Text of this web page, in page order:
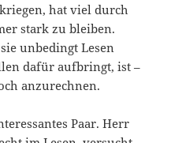
hat viel durch
stark zu bleiben.
unbedingt Lesen
dafür aufbringt, ist –
anzurechnen.
Paar. Herr